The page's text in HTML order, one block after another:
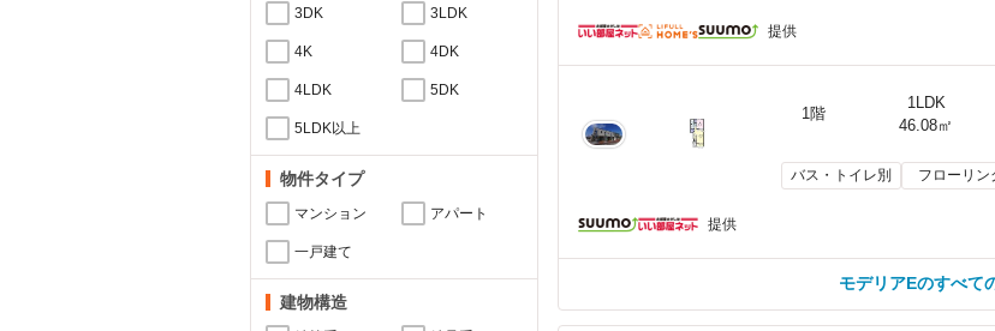
3DK 3LDK
4K 4DK
4LDK 5DK
5LDK以上
物件タイプ
マンション アパート
一戸建て
建物構造
提供
1階
1LDK
46.08㎡
バス・トイレ別 フローリン
提供
モデリアEのすべて